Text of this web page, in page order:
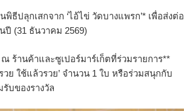
ธีปลุกเสกจาก ‘ไอ้ไข่ วัดบางแพรก’* เพื่อส่งต่อ
(31 ธันวาคม 2569)
ร้านค้าและซูเปอร์มาร์เก็ตที่ร่วมรายการ**
ย ใช้แล้วรวย’ จำนวน 1 ใบ หรือร่วมสนุกกับ
บของรางวัล